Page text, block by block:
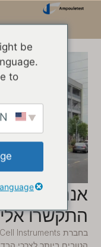
אנחנו כאן
התקשרו
be
to: